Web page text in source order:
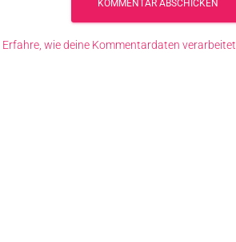
Erfahre, wie deine Kommentardaten verarbeitet